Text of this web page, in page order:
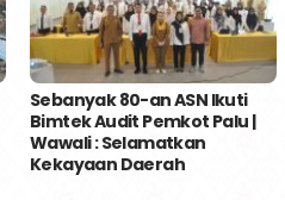
Sebanyak 80-an ASN Ikuti
Bimtek Audit Pemkot Palu |
Wawali : Selamatkan
Kekayaan Daerah